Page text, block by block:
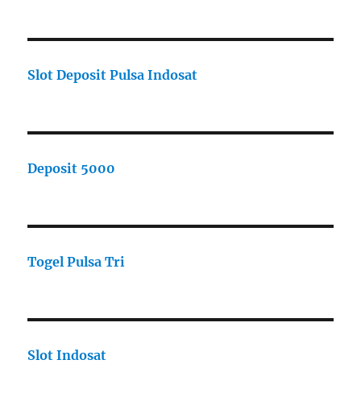
Slot Deposit Pulsa Indosat
Deposit 5000
Togel Pulsa Tri
Slot Indosat